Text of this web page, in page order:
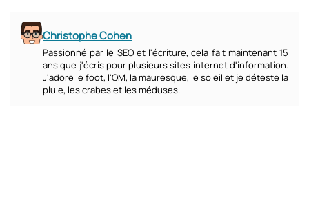
Christophe Cohen
Passionné par le SEO et l'écriture, cela fait maintenant 15
ans que j'écris pour plusieurs sites internet d'information.
J'adore le foot, l'OM, la mauresque, le soleil et je déteste la
pluie, les crabes et les méduses.